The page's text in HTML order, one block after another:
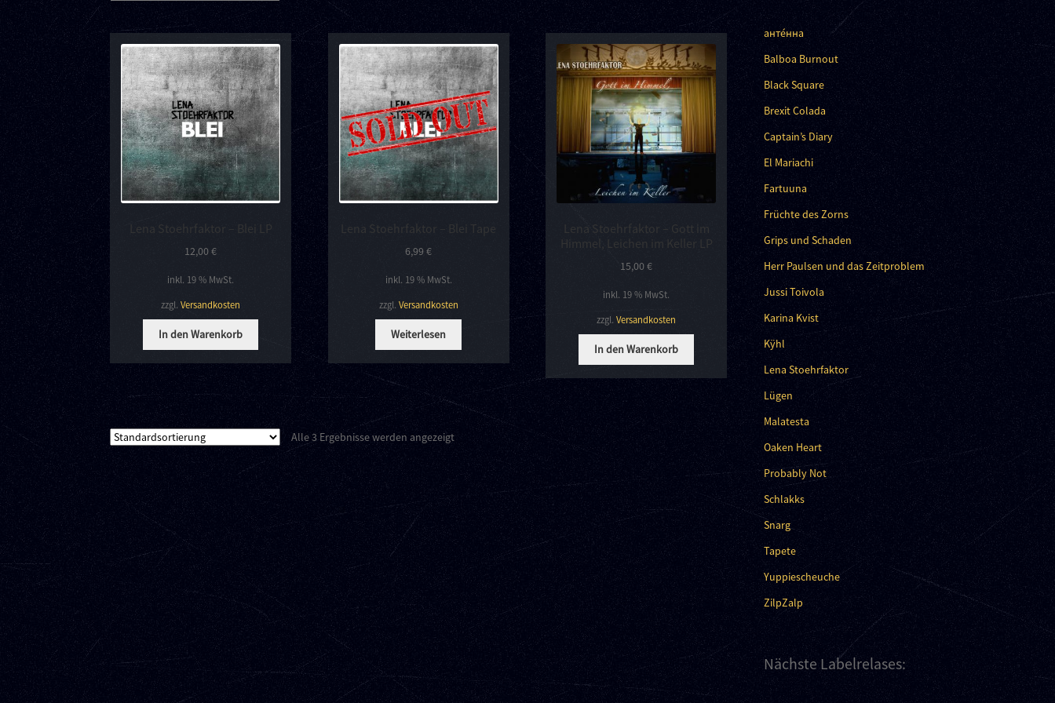
Lena Stoehrfaktor – Blei LP
12,00€
inkl. 19 % MwSt.
zzgl.Versandkosten
In den Warenkorb
Lena Stoehrfaktor – Blei Tape
6,99€
inkl. 19 % MwSt.
zzgl. Versandkosten
Weiterlesen
Lena Stoehrfaktor – Gott im
Himmel, Leichen im Keller LP
15,00€
inkl. 19 % MwSt.
zzgl.Versandkosten
In den Warenkorb
Alle 3 Ergebnisse werden angezeigt
анте́нна
Balboa Burnout
Black Square
Brexit Colada
Captain’s Diary
El Mariachi
Fartuuna
Früchte des Zorns
Grips und Schaden
Herr Paulsen und das Zeitproblem
Jussi Toivola
Karina Kvist
Kÿhl
Lena Stoehrfaktor
Lügen
Malatesta
Oaken Heart
Probably Not
Schlakks
Snarg
Tapete
Yuppiescheuche
ZilpZalp
Nächste Labelrelases: